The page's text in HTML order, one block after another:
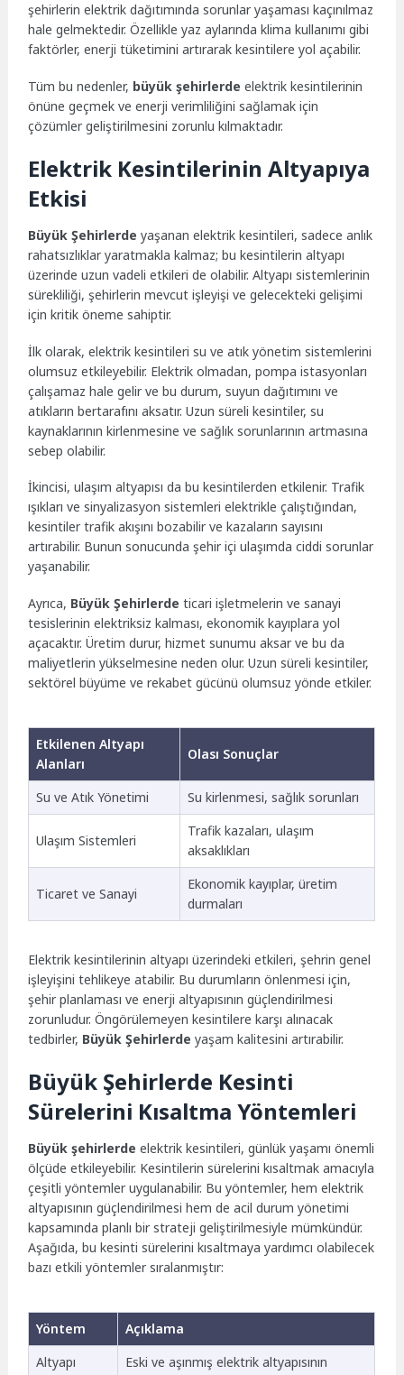
şehirlerin elektrik dağıtımında sorunlar yaşaması kaçınılmaz
hale gelmektedir. Özellikle yaz aylarında klima kullanımı gibi
faktörler, enerji tüketimini artırarak kesintilere yol açabilir.
Tüm bu nedenler, büyük şehirlerde elektrik kesintilerinin
önüne geçmek ve enerji verimliliğini sağlamak için
çözümler geliştirilmesini zorunlu kılmaktadır.
Elektrik Kesintilerinin Altyapıya
Etkisi
Büyük Şehirlerde yaşanan elektrik kesintileri, sadece anlık
rahatsızlıklar yaratmakla kalmaz; bu kesintilerin altyapı
üzerinde uzun vadeli etkileri de olabilir. Altyapı sistemlerinin
sürekliliği, şehirlerin mevcut işleyişi ve gelecekteki gelişimi
için kritik öneme sahiptir.
İlk olarak, elektrik kesintileri su ve atık yönetim sistemlerini
olumsuz etkileyebilir. Elektrik olmadan, pompa istasyonları
çalışamaz hale gelir ve bu durum, suyun dağıtımını ve
atıkların bertarafını aksatır. Uzun süreli kesintiler, su
kaynaklarının kirlenmesine ve sağlık sorunlarının artmasına
sebep olabilir.
İkincisi, ulaşım altyapısı da bu kesintilerden etkilenir. Trafik
ışıkları ve sinyalizasyon sistemleri elektrikle çalıştığından,
kesintiler trafik akışını bozabilir ve kazaların sayısını
artırabilir. Bunun sonucunda şehir içi ulaşımda ciddi sorunlar
yaşanabilir.
Ayrıca, Büyük Şehirlerde ticari işletmelerin ve sanayi
tesislerinin elektriksiz kalması, ekonomik kayıplara yol
açacaktır. Üretim durur, hizmet sunumu aksar ve bu da
maliyetlerin yükselmesine neden olur. Uzun süreli kesintiler,
sektörel büyüme ve rekabet gücünü olumsuz yönde etkiler.
Etkilenen Altyapı
Alanları
Olası Sonuçlar
Su ve Atık Yönetimi Su kirlenmesi, sağlık sorunları
Ulaşım Sistemleri
Trafik kazaları, ulaşım
aksaklıkları
Ticaret ve Sanayi
Ekonomik kayıplar, üretim
durmaları
Elektrik kesintilerinin altyapı üzerindeki etkileri, şehrin genel
işleyişini tehlikeye atabilir. Bu durumların önlenmesi için,
şehir planlaması ve enerji altyapısının güçlendirilmesi
zorunludur. Öngörülemeyen kesintilere karşı alınacak
tedbirler, Büyük Şehirlerde yaşam kalitesini artırabilir.
Büyük Şehirlerde Kesinti
Sürelerini Kısaltma Yöntemleri
Büyük şehirlerde elektrik kesintileri, günlük yaşamı önemli
ölçüde etkileyebilir. Kesintilerin sürelerini kısaltmak amacıyla
çeşitli yöntemler uygulanabilir. Bu yöntemler, hem elektrik
altyapısının güçlendirilmesi hem de acil durum yönetimi
kapsamında planlı bir strateji geliştirilmesiyle mümkündür.
Aşağıda, bu kesinti sürelerini kısaltmaya yardımcı olabilecek
bazı etkili yöntemler sıralanmıştır:
Yöntem
Açıklama
Altyapı
Eski ve aşınmış elektrik altyapısının